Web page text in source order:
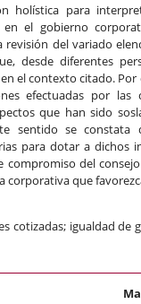
holística para
el gobierno
del variado
desde diferentes
el contexto citado.
efectuadas por las
que han sido
sentido se
para dotar a dichos
compromiso del
que
cotizadas; igualdad de